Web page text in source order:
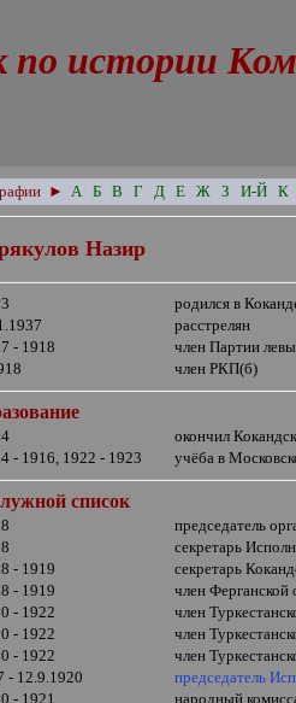
по истории
► А Б В Г Д Е Ж З И-Й К
Назир
родился в
расстрелян
- 1918
член Партии
член РКП(б)
окончил
- 1916, 1922 - 1923 учёба в
список
председатель
секретарь
- 1919
секретарь
- 1919
член Ферганской
- 1922
член
- 1922
член
- 1922
член
- 12.9.1920
председатель
- 1921
народный